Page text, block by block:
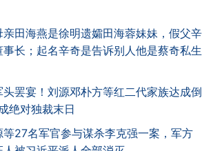
田海燕是徐明遗孀田海蓉妹妹，假父辛
长；起名辛奇是告诉别人他是蔡奇私生
罢宴！刘源邓朴方等红二代家族达成倒
绝对独裁末日
等27名军官参与谋杀李克强一案，军方